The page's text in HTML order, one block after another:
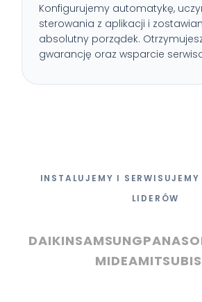
Konfigurujemy automatykę,
sterowania z aplikacji i
absolutny porządek.
gwarancję oraz wsparcie
INSTALUJEMY I
LIDERÓW
DAIKINSAMSUNG
MIDEA